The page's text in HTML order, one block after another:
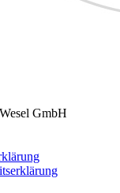
GmbH